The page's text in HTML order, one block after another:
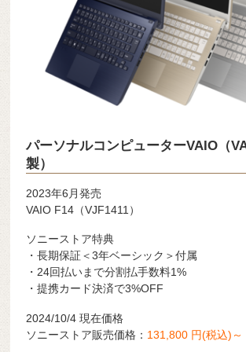
パーソナルコンピューターVAIO（
製）
2023年6月発売
VAIO F14（VJF1411）
ソニーストア特典
・長期保証＜3年ベーシック＞付属
・24回払いまで分割払手数料1%
・提携カード決済で3%OFF
2024/10/4 現在価格
ソニーストア販売価格： 131,800 円(税込)～